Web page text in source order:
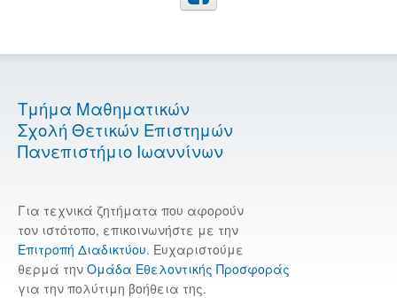
Τμήμα Μαθηματικών
Σχολή Θετικών Επιστημών
Πανεπιστήμιο Ιωαννίνων
Για τεχνικά ζητήματα που αφορούν
τον ιστότοπο, επικοινωνήστε με την
Επιτροπή Διαδικτύου. Ευχαριστούμε
θερμά την Ομάδα Εθελοντικής Προσφοράς
για την πολύτιμη βοήθεια της.